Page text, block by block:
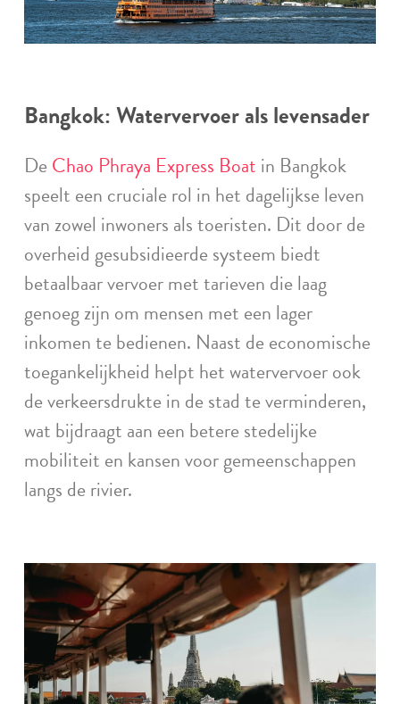
Bangkok: Watervervoer als levensader
De Chao Phraya Express Boat in Bangkok
speelt een cruciale rol in het dagelijkse leven
van zowel inwoners als toeristen. Dit door de
overheid gesubsidieerde systeem biedt
betaalbaar vervoer met tarieven die laag
genoeg zijn om mensen met een lager
inkomen te bedienen. Naast de economische
toegankelijkheid helpt het watervervoer ook
de verkeersdrukte in de stad te verminderen,
wat bijdraagt aan een betere stedelijke
mobiliteit en kansen voor gemeenschappen
langs de rivier.